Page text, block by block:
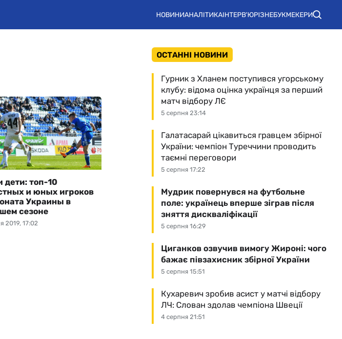
НОВИНИАНАЛІТИКАІНТЕРВ'ЮРІЗНЕБУКМЕКЕРИ
2019, 17:02
дети: топ-10
и юных игроков
Украины в
сезоне
ОСТАННІ НОВИНИ
5 серпня 23:14
Гурник з Хланем поступився угорському
клубу: відома оцінка українця за перший
матч відбору ЛЄ
5 серпня 17:22
Галатасарай цікавиться гравцем збірної
України: чемпіон Туреччини проводить
таємні переговори
5 серпня 16:29
Мудрик повернувся на футбольне
поле: українець вперше зіграв після
зняття дискваліфікації
5 серпня 15:51
Циганков озвучив вимогу Жироні: чого
бажає півзахисник збірної України
4 серпня 21:51
Кухаревич зробив асист у матчі відбору
ЛЧ: Слован здолав чемпіона Швеції